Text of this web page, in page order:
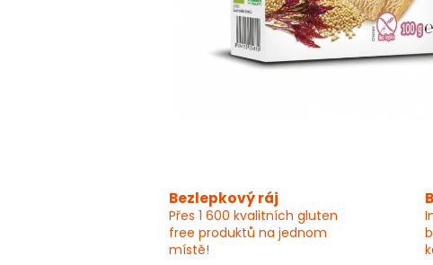
Bezlepkový ráj
Přes 1 600 kvalitních gluten
free produktů na jednom
místě!